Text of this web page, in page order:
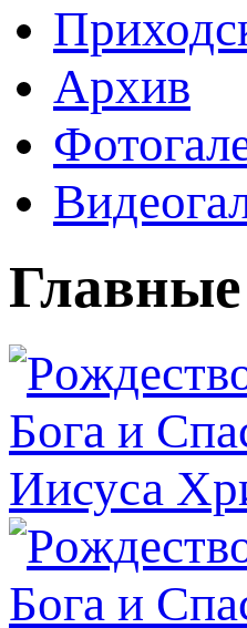
Архив